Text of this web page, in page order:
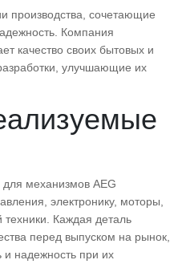
производства, сочетающие
Компания
качество своих бытовых и
улучшающие их
для механизмов AEG
электронику, моторы,
техники. Каждая деталь
перед выпуском на рынок,
и надежность при их